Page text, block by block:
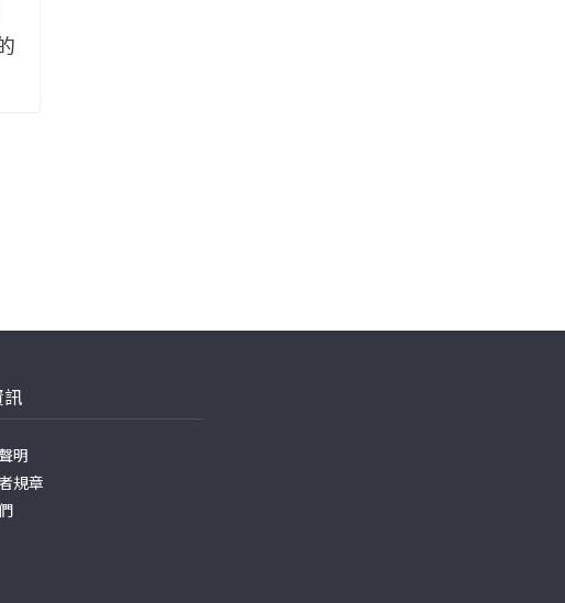
明
規章